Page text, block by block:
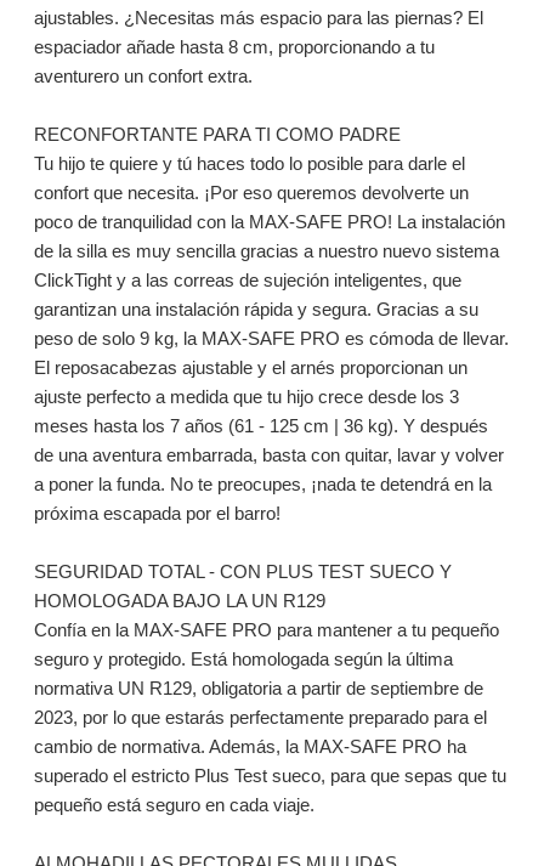
ajustables. ¿Necesitas más espacio para las piernas? El
espaciador añade hasta 8 cm, proporcionando a tu
aventurero un confort extra.
RECONFORTANTE PARA TI COMO PADRE
Tu hijo te quiere y tú haces todo lo posible para darle el
confort que necesita. ¡Por eso queremos devolverte un
poco de tranquilidad con la MAX-SAFE PRO! La instalación
de la silla es muy sencilla gracias a nuestro nuevo sistema
ClickTight y a las correas de sujeción inteligentes, que
garantizan una instalación rápida y segura. Gracias a su
peso de solo 9 kg, la MAX-SAFE PRO es cómoda de llevar.
El reposacabezas ajustable y el arnés proporcionan un
ajuste perfecto a medida que tu hijo crece desde los 3
meses hasta los 7 años (61 - 125 cm | 36 kg). Y después
de una aventura embarrada, basta con quitar, lavar y volver
a poner la funda. No te preocupes, ¡nada te detendrá en la
próxima escapada por el barro!
SEGURIDAD TOTAL - CON PLUS TEST SUECO Y
HOMOLOGADA BAJO LA UN R129
Confía en la MAX-SAFE PRO para mantener a tu pequeño
seguro y protegido. Está homologada según la última
normativa UN R129, obligatoria a partir de septiembre de
2023, por lo que estarás perfectamente preparado para el
cambio de normativa. Además, la MAX-SAFE PRO ha
superado el estricto Plus Test sueco, para que sepas que tu
pequeño está seguro en cada viaje.